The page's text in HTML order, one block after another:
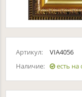
Артикул:
VIA4056
Наличие:
есть на